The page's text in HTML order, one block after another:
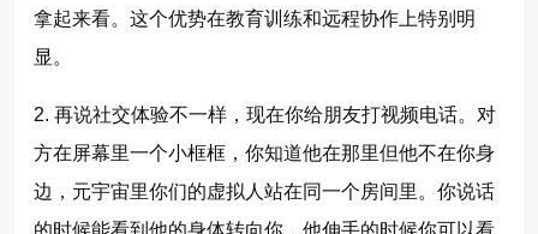
拿起来看。这个优势在教育训练和远程协作上特别明
显。
2. 再说社交体验不一样，现在你给朋友打视频电话。对
方在屏幕里一个小框框，你知道他在那里但他不在你身
边，元宇宙里你们的虚拟人站在同一个房间里。你说话
的时候能看到他的身体转向你，他伸手的时候你可以看